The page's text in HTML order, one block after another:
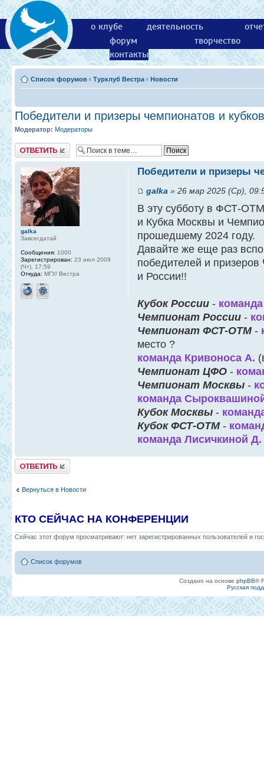
о клубе деятельность
форум
творчество
контакты
Список форумов ‹ Турклуб Вестра ‹ Новости
Победители и призеры чемпионатов и
Модератор: Модераторы
Ответить
Победители и призеры
galka » 26 мар 2025 (Ср),
В эту субботу в ФСТ-
и Кубка Москвы и
прошедшему 2024 году.
Давайте же еще раз
победителей и
и России!!
Кубок России -
Чемпионат России-
Чемпионат ФСТ-ОТМ-
место ?
команда Кривоноса А.
Чемпионат ЦФО -
Чемпионат Москвы -
команда
Кубок Москвы -
Кубок ФСТ-ОТМ-
команда Лисичкиной Д.
galka
Завсегдатай
Сообщения: 1000
Зарегистрирован: 23 июл 2009
(Чт), 17:59
Откуда: МГУ/ Вестра
Ответить
Вернуться в Новости
КТО СЕЙЧАС НА КОНФЕРЕНЦИИ
Сейчас этот форум просматривают: нет зарегистрированных пользователей и
Список форумов
Создано на основе phpBB®
Русская